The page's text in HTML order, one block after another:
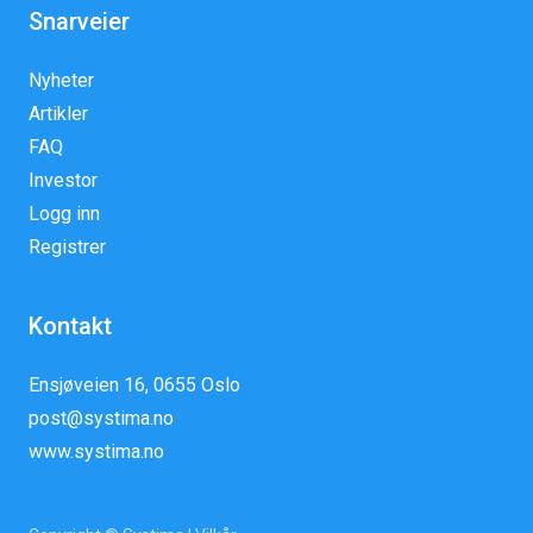
Snarveier
Nyheter
Artikler
FAQ
Investor
Logg inn
Registrer
Kontakt
Ensjøveien 16, 0655 Oslo
post@systima.no
www.systima.no